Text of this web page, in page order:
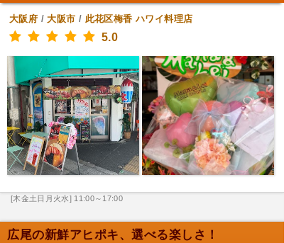
大阪府 /大阪市 / 此花区梅香 ハワイ料理店
5.0
[木金土日月火水] 11:00～17:00
広尾の新鮮アヒポキ、選べる楽しさ！